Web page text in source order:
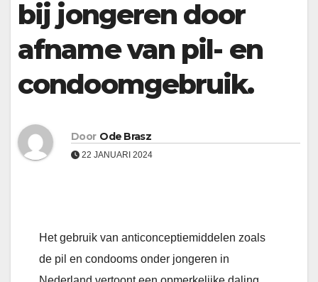
bij jongeren door
afname van pil- en
condoomgebruik.
Door Ode Brasz
22 JANUARI 2024
Het gebruik van anticonceptiemiddelen zoals
de pil en condooms onder jongeren in